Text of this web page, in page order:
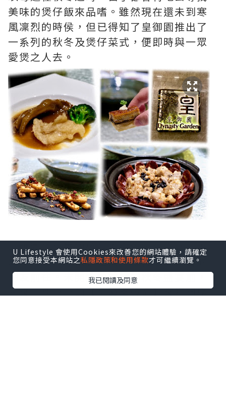
美味的煲仔飯來品嗜。雖然現在還未到寒
風凜烈的時侯，但已得知了皇御園推出了
一系列的秋冬及煲仔菜式，便即時與一眾
愛煲之人去。
皇御園的位置的確較為偏僻，但幸好也不
算不方便，所以也招來了幾位志同道合的
朋友前往。未開始熱辣辣的秋冬盛宴前，
先來一件小小的【金鰻拿破侖】來打開序
U Lifestyle 會使用Cookies來改善您的網站體驗，請確定
您同意接受本網站之私隱政策和使用條款才可繼續瀏覽。
我已閱讀及同意